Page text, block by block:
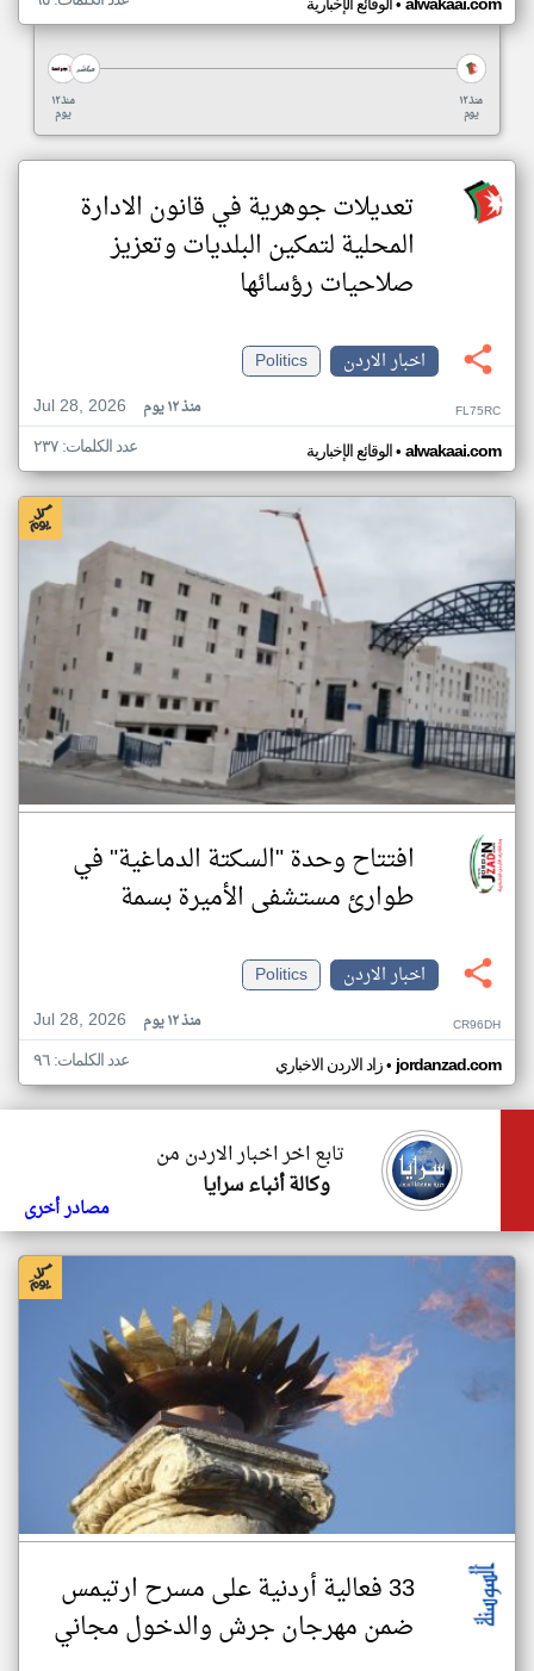
منذ ١٢
يوم
منذ ١٢
يوم
تعديلات جوهرية في قانون الادارة
المحلية لتمكين البلديات وتعزيز
صلاحيات رؤسائها
اخبار الاردن
Politics
Jul 28, 2026
منذ ١٢ يوم FL75RC
الوقائع الإخبارية• alwakaai.com عدد الكلمات: ٢٣٧
افتتاح وحدة "السكتة الدماغية" في
طوارئ مستشفى الأميرة بسمة
اخبار الاردن
Politics
Jul 28, 2026
منذ ١٢ يوم CR96DH
زاد الاردن الاخباري•jordanzad.com عدد الكلمات: ٩٦
تابع اخر اخبار الاردن من
وكالة أنباء سرايا
مصادر أخرى
33 فعالية أردنية على مسرح ارتيمس
ضمن مهرجان جرش والدخول مجاني